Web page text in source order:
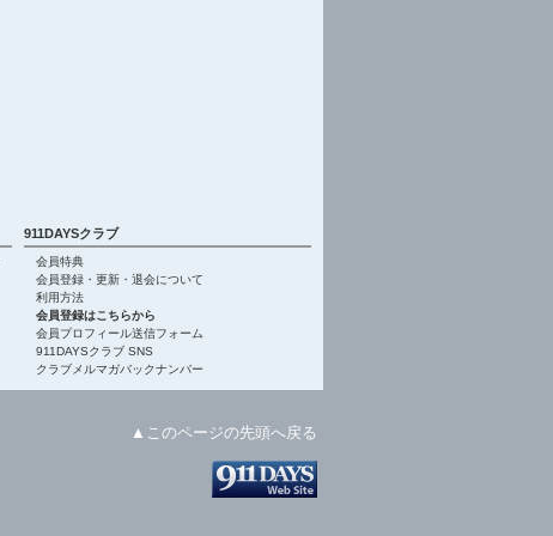
911DAYSクラブ
会員特典
会員登録・更新・退会について
利用方法
会員登録はこちらから
会員プロフィール送信フォーム
911DAYSクラブ SNS
クラブメルマガバックナンバー
▲このページの先頭へ戻る